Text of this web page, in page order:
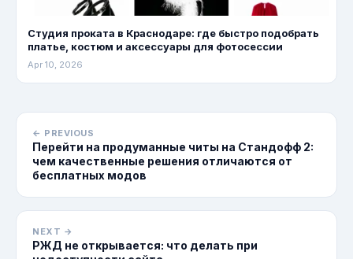
Студия проката в Краснодаре: где быстро подобрать
платье, костюм и аксессуары для фотосессии
Apr 10, 2026
← PREVIOUS
Перейти на продуманные читы на Стандофф 2:
чем качественные решения отличаются от
бесплатных модов
NEXT →
РЖД не открывается: что делать при